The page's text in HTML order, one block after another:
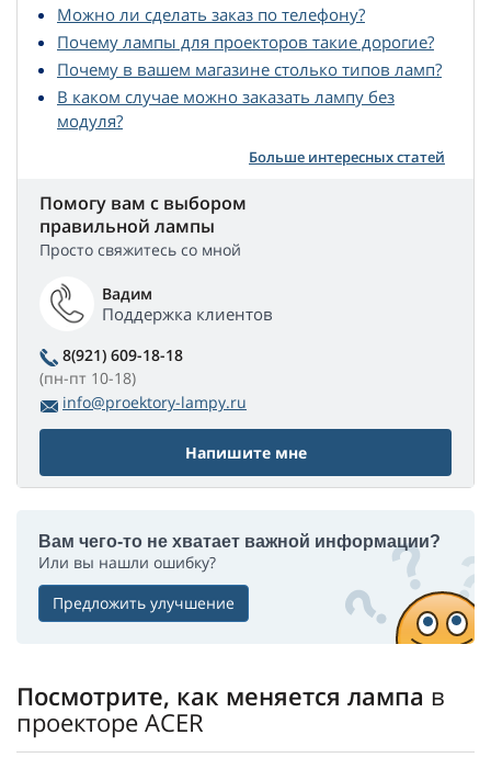
Можно ли сделать заказ по телефону?
Почему лампы для проекторов такие дорогие?
Почему в вашем магазине столько типов ламп?
В каком случае можно заказать лампу без
модуля?
Больше интересных статей
Помогу вам с выбором
правильной лампы
Просто свяжитесь со мной
Вадим
Поддержка клиентов
8(921) 609-18-18
(пн-пт 10-18)
info@proektory-lampy.ru
Напишите мне
Вам чего-то не хватает важной информации?
Или вы нашли ошибку?
Предложить улучшение
Посмотрите, как меняется лампа в
проекторе ACER